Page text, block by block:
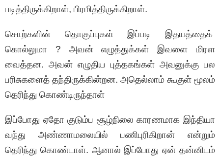
படித்திருக்கிறாள், பிரமித்திருக்கிறாள்.
சொற்களின் தொகுப்புகள் இப்படி இதயத்தைக்
கொல்லுமா ? அவன் எழுத்துக்கள் இவளை மிரள
வைத்தன. அவன் எழுதிய புத்தகங்கள் அவனுக்கு பல
பரிசுகளைத் தந்திருக்கின்றன. அதெல்லாம் கூகுள் மூலம்
தெரிந்து கொண்டிருந்தாள்
இப்போது ஏதோ குடும்ப சூழ்நிலை காரணமாக இந்தியா
வந்து அண்ணாமலையில் பணிபுரிகிறான் என்றும்
தெரிந்து கொண்டாள். ஆனால் இப்போது ஏன் தன்னிடம்